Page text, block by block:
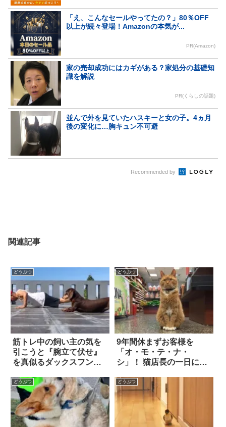
「え、こんなセールやってたの？」80％OFF
以上が続々登場！Amazonの本気が...
PR(Amazon)
家の売却成功にはカギがある？家処分の基礎知
識を解説
PR(くらしの話題)
並んで外を見ていたハスキーと女の子。4ヵ月
後の変化に…胸キュン不可避
Recommended by
関連記事
どうぶつ
筋トレ中の飼い主の気を
引こうと『腕立て伏せ』
を真似るダックスフン
目だと気づいて…？
どうぶつ
9年間休まずお客様を
「オ・モ・テ・ナ・
シ」！ 猫店長の一日に密
どうぶつ どうぶつ